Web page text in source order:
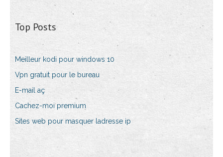
Top Posts
Meilleur kodi pour windows 10
Vpn gratuit pour le bureau
E-mail aç
Cachez-moi premium
Sites web pour masquer ladresse ip